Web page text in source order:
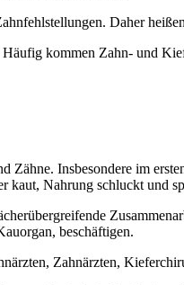
Daher
kommen Zahn- und
Insbesondere im
kaut, Nahrung schluckt und
beschäftigen.
Zahnärzten,